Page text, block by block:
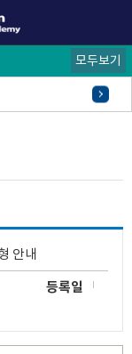
모두보기
안내
등록일